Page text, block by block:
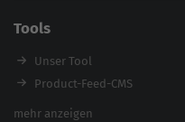
Enterprise SEO Agentur
Workshops
Tools
Unser Tool
Product-Feed-CMS
Website Analyse
mehr anzeigen